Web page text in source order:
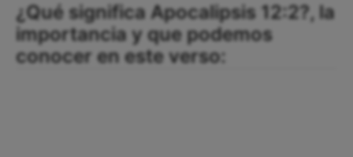
¿Qué significa Apocalipsis 12:2?, la
importancia y que podemos
conocer en este verso: